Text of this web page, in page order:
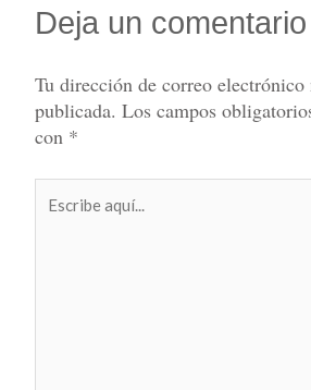
Deja un comentario
Tu dirección de correo electrónico
publicada. Los campos
con *
aquí...